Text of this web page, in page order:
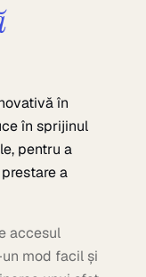
în
în sprijinul
pentru a
a
accesul
mod facil și